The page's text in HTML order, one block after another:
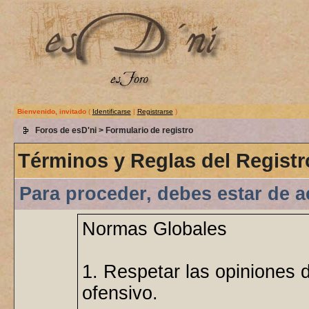
Bienvenido, invitado( Identificarse | Registrarse )
Foros de esD'ni> Formulario de registro
Términos y Reglas del
Para proceder, debes estar de
Normas Globales
1. Respetar las opiniones
ofensivo.